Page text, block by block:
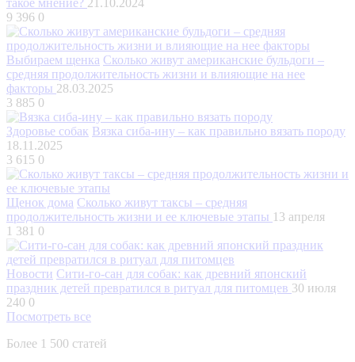
9 396 0
Выбираем щенка Сколько живут американские бульдоги –
средняя продолжительность жизни и влияющие на нее
факторы 28.03.2025
3 885 0
Здоровье собак Вязка сиба-ину – как правильно вязать породу
18.11.2025
3 615 0
Щенок дома Сколько живут таксы – средняя
продолжительность жизни и ее ключевые этапы 13 апреля
1 381 0
Новости Сити-го-сан для собак: как древний японский
праздник детей превратился в ритуал для питомцев 30 июля
240 0
Посмотреть все
Более 1 500 статей